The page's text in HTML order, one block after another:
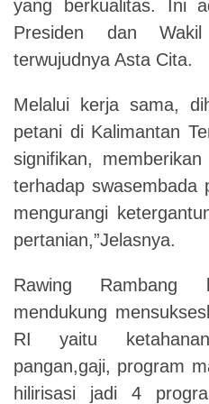
yang berkualitas. Ini
Presiden dan
terwujudnya Asta Cita.
Melalui kerja sama,
petani di Kalimantan
signifikan,
terhadap swasembada
mengurangi
pertanian,”Jelasnya.
Rawing
mendukung
RI yaitu ketahanan
pangan,gaji, program
hilirisasi jadi 4